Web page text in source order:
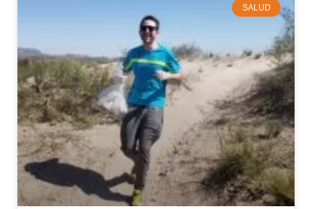
SALUD